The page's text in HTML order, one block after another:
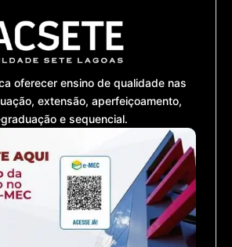
oferecer ensino de qualidade nas
extensão, aperfeiçoamento,
e sequencial.